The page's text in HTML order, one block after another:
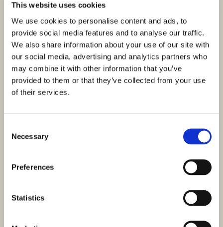
This website uses cookies
We use cookies to personalise content and ads, to
provide social media features and to analyse our traffic.
We also share information about your use of our site with
our social media, advertising and analytics partners who
may combine it with other information that you’ve
provided to them or that they’ve collected from your use
of their services.
Selection
Necessary
Preferences
Statistics